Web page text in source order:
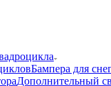
Бампера для
Дополнительный